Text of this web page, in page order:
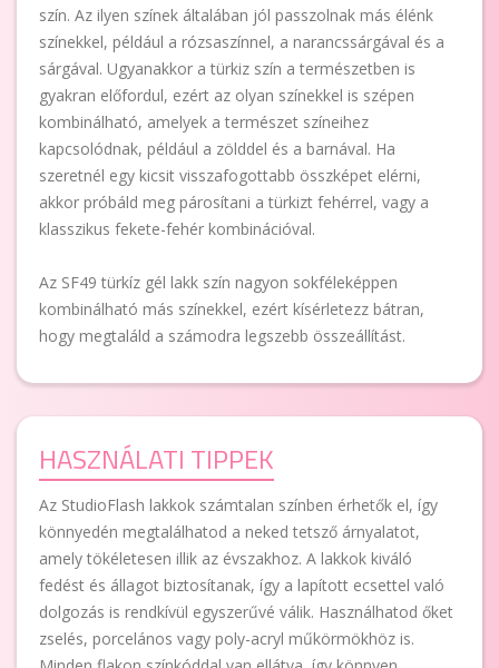
szín. Az ilyen színek általában jól passzolnak más élénk
színekkel, például a rózsaszínnel, a narancssárgával és a
sárgával. Ugyanakkor a türkiz szín a természetben is
gyakran előfordul, ezért az olyan színekkel is szépen
kombinálható, amelyek a természet színeihez
kapcsolódnak, például a zölddel és a barnával. Ha
szeretnél egy kicsit visszafogottabb összképet elérni,
akkor próbáld meg párosítani a türkizt fehérrel, vagy a
klasszikus fekete-fehér kombinációval.
Az SF49 türkíz gél lakk szín nagyon sokféleképpen
kombinálható más színekkel, ezért kísérletezz bátran,
hogy megtaláld a számodra legszebb összeállítást.
HASZNÁLATI TIPPEK
Az StudioFlash lakkok számtalan színben érhetők el, így
könnyedén megtalálhatod a neked tetsző árnyalatot,
amely tökéletesen illik az évszakhoz. A lakkok kiváló
fedést és állagot biztosítanak, így a lapított ecsettel való
dolgozás is rendkívül egyszerűvé válik. Használhatod őket
zselés, porcelános vagy poly-acryl műkörmökhöz is.